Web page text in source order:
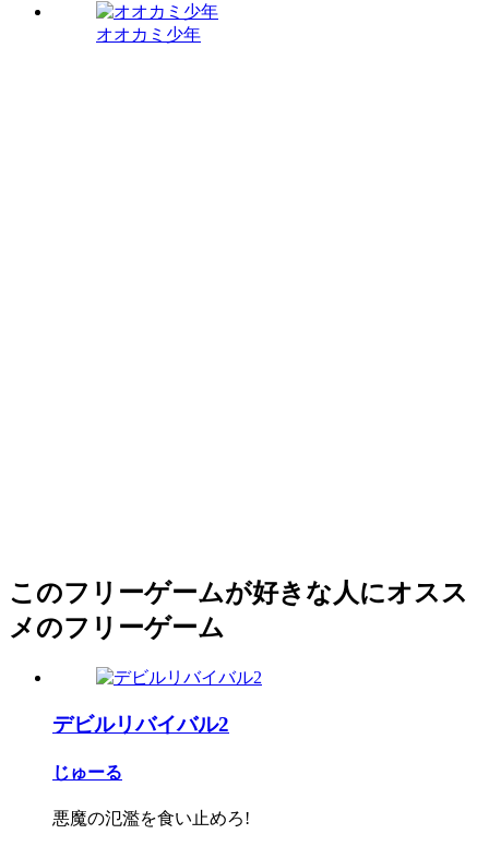
オオカミ少年
このフリーゲームが好きな人にオスス
メのフリーゲーム
デビルリバイバル2
じゅーる
悪魔の氾濫を食い止めろ!